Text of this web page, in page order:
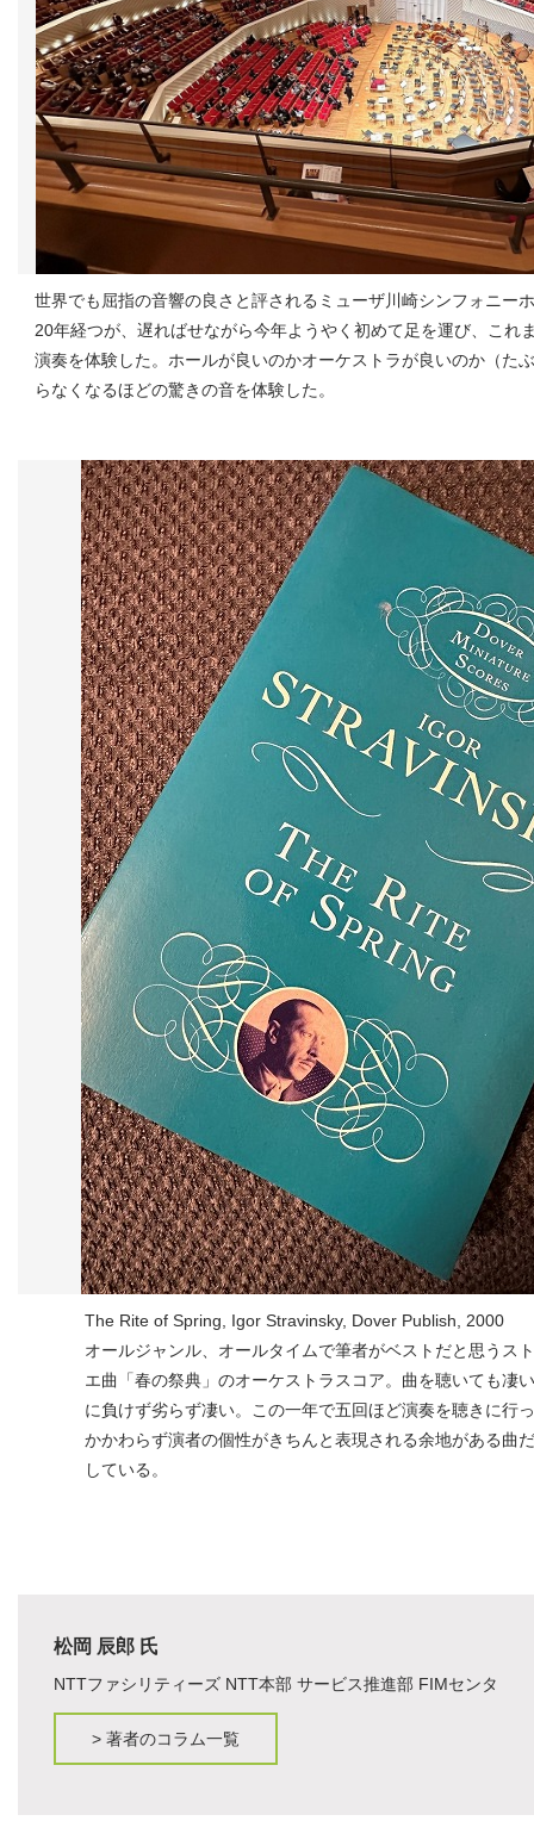
世界でも屈指の音響の良さと評されるミューザ川崎シンフォニー
20年経つが、遅ればせながら今年ようやく初めて足を運び、これ
演奏を体験した。ホールが良いのかオーケストラが良いのか（た
らなくなるほどの驚きの音を体験した。
The Rite of Spring, Igor Stravinsky, Dover Publish, 2000
オールジャンル、オールタイムで筆者がベストだと思うスト
エ曲「春の祭典」のオーケストラスコア。曲を聴いても凄い
に負けず劣らず凄い。この一年で五回ほど演奏を聴きに行っ
かかわらず演者の個性がきちんと表現される余地がある曲だ
している。
松岡 辰郎 氏
NTTファシリティーズ NTT本部 サービス推進部 FIMセンタ
> 著者のコラム一覧